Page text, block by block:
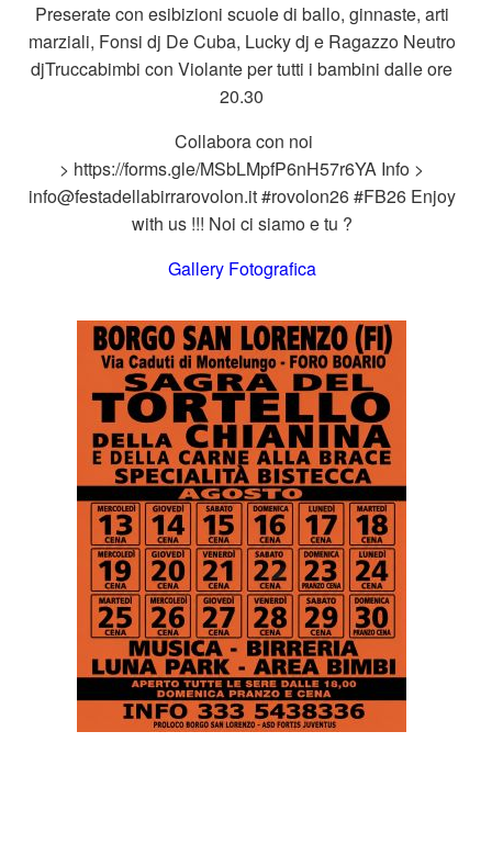
Preserate con esibizioni scuole di ballo, ginnaste, arti
marziali, Fonsi dj De Cuba, Lucky dj e Ragazzo Neutro
djTruccabimbi con Violante per tutti i bambini dalle ore
20.30
Collabora con noi
> https://forms.gle/MSbLMpfP6nH57r6YA Info >
info@festadellabirrarovolon.it #rovolon26 #FB26 Enjoy
with us !!! Noi ci siamo e tu ?
Gallery Fotografica